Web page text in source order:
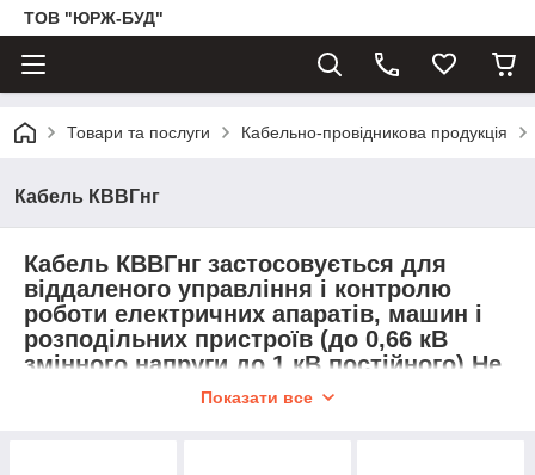
ТОВ "ЮРЖ-БУД"
Товари та послуги Кабельно-провідникова продукція
Кабель КВВГнг
Кабель КВВГнг застосовується для
віддаленого управління і контролю
роботи електричних апаратів, машин і
розподільних пристроїв (до 0,66 кВ
змінного напруги до 1 кВ постійного).Не
підтримує горіння при груповій
Показати все